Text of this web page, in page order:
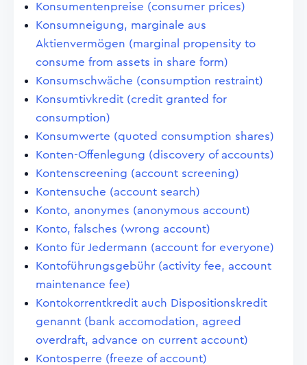
Konsumentenpreise (consumer prices)
Konsumneigung, marginale aus
Aktienvermögen (marginal propensity to
consume from assets in share form)
Konsumschwäche (consumption restraint)
Konsumtivkredit (credit granted for
consumption)
Konsumwerte (quoted consumption shares)
Konten-Offenlegung (discovery of accounts)
Kontenscreening (account screening)
Kontensuche (account search)
Konto, anonymes (anonymous account)
Konto, falsches (wrong account)
Konto für Jedermann (account for everyone)
Kontoführungsgebühr (activity fee, account
maintenance fee)
Kontokorrentkredit auch Dispositionskredit
genannt (bank accomodation, agreed
overdraft, advance on current account)
Kontosperre (freeze of account)